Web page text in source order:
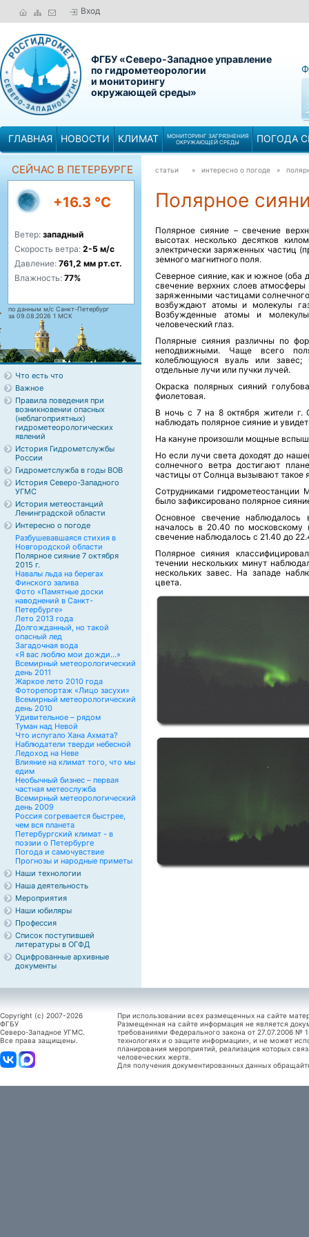
Вход
ФГБУ «Северо-Западное управление
по гидрометеорологии
и мониторингу
окружающей среды»
ГЛАВНАЯ НОВОСТИ КЛИМАТ
МОНИТОРИНГ ЗАГРЯЗНЕНИЯ
ОКРУЖАЮЩЕЙ СРЕДЫ
ПОГОДА
СЕЙЧАС В ПЕТЕРБУРГЕ
+16.3 °C
Ветер: западный
Скорость ветра: 2-5 м/с
Давление: 761,2 мм рт.ст.
Влажность: 77%
по данным м/с Санкт-Петербург
за 09.08.2026 1 МСК
Что есть что
Важное
Правила поведения при
возникновении опасных
(неблагоприятных)
гидрометеорологических
явлений
История Гидрометслужбы
России
Гидрометслужба в годы ВОВ
История Северо-Западного
УГМС
История метеостанций
Ленинградской области
Интересно о погоде
Разбушевавшаяся стихия в
Новгородской области
Полярное сияние 7 октября
2015 г.
Навалы льда на берегах
Финского залива
Фото «Памятные доски
наводнений в Санкт-
Петербурге»
Лето 2013 года
Долгожданный, но такой
опасный лед
Загадочная вода
«Я вас люблю мои дожди...»
Всемирный метеорологический
день 2011
Жаркое лето 2010 года
Фоторепортаж «Лицо засухи»
Всемирный метеорологический
день 2010
Удивительное – рядом
Туман над Невой
Что испугало Хана Ахмата?
Наблюдатели тверди небесной
Ледоход на Неве
Влияние на климат того, что мы
едим
Необычный бизнес – первая
частная метеослужба
Всемирный метеорологический
день 2009
Россия согревается быстрее,
чем вся планета
Петербургский климат - в
поэзии о Петербурге
Погода и самочувствие
Прогнозы и народные приметы
Наши технологии
Наша деятельность
Мероприятия
Наши юбиляры
Профессия
Список поступившей
литературы в ОГФД
Оцифрованные архивные
документы
статьи » интересно о погоде »
Полярное
Полярное сияние – свечение
высотах несколько десятков
электрически заряженных частиц
земного магнитного поля.
Северное сияние, как и южное (оба
свечение верхних слоев
заряженными частицами
возбуждают атомы и молекулы
Возбужденные атомы и
человеческий глаз.
Полярные сияния различны по
неподвижными. Чаще всего
колеблющуюся вуаль или завес;
отдельные лучи или пучки лучей.
Окраска полярных сияний
фиолетовая.
В ночь с 7 на 8 октября жители г.
наблюдать полярное сияние и
На кануне произошли мощные
Но если лучи света доходят до
солнечного ветра достигают
частицы от Солнца вызывают такое
Сотрудниками
было зафиксировано полярное
Основное свечение наблюдалось
началось в 20.40 по московскому
свечение наблюдалось с 21.40 до
Полярное сияния
течении нескольких минут
нескольких завес. На западе
цвета.
Copyright (c) 2007-2026
ФГБУ
Северо-Западное УГМС.
Все права защищены.
При использовании всех размещенных на сайте
Размещенная на сайте информация не является
требованиями Федерального закона от 27.07.2006
технологиях и о защите информации», и не может
планирования мероприятий, реализация которых
человеческих жертв.
Для получения документированных данных